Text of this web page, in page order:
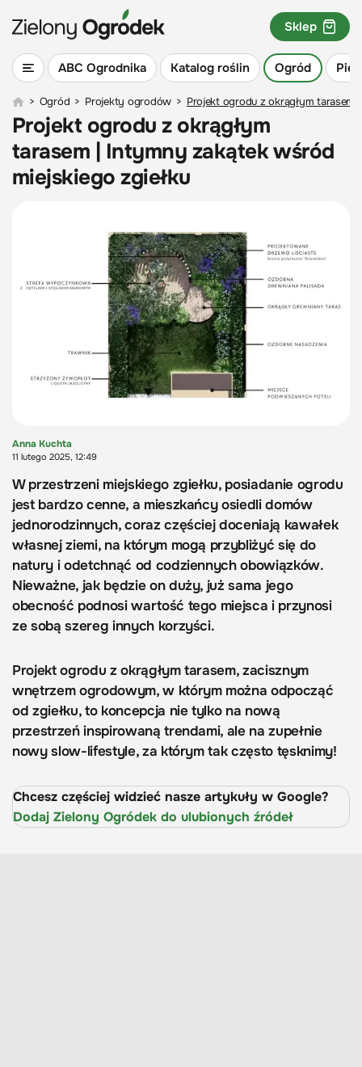
ABC Ogrodnika Katalog roślin Ogród
Sklep
> Ogród > Projekty ogrodów > Projekt ogrodu z okrągłym tarasem
Projekt ogrodu z okrągłym
tarasem | Intymny zakątek wśród
miejskiego zgiełku
Anna Kuchta
11 lutego 2025, 12:49
W przestrzeni miejskiego zgiełku, posiadanie ogrodu
jest bardzo cenne, a mieszkańcy osiedli domów
jednorodzinnych, coraz częściej doceniają kawałek
własnej ziemi, na którym mogą przybliżyć się do
natury i odetchnąć od codziennych obowiązków.
Nieważne, jak będzie on duży, już sama jego
obecność podnosi wartość tego miejsca i przynosi
ze sobą szereg innych korzyści.
Projekt ogrodu z okrągłym tarasem, zacisznym
wnętrzem ogrodowym, w którym można odpocząć
od zgiełku, to koncepcja nie tylko na nową
przestrzeń inspirowaną trendami, ale na zupełnie
nowy slow-lifestyle, za którym tak często tęsknimy!
Chcesz częściej widzieć nasze artykuły w Google?
Dodaj Zielony Ogródek do ulubionych źródeł